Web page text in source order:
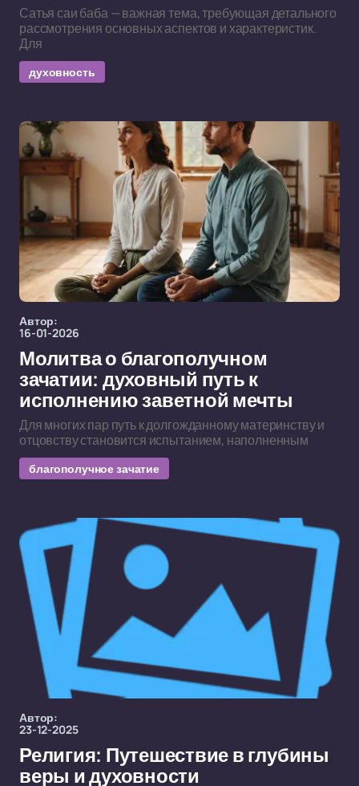
Сатья саи баба — важная тема, требующая детального
рассмотрения основных аспектов и характеристик.
Для
духовность
Автор:
16-01-2026
Молитва о благополучном
зачатии: духовный путь к
исполнению заветной мечты
Для многих пар путь к долгожданному материнству и
отцовству становится испытанием, наполненным
благополучное зачатие
Автор:
23-12-2025
Религия: Путешествие в глубины
веры и духовности